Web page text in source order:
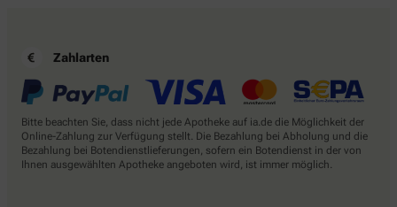
Zahlarten
Bitte beachten Sie, dass nicht jede Apotheke auf ia.de die Möglichkeit der
Online-Zahlung zur Verfügung stellt. Die Bezahlung bei Abholung und die
Bezahlung bei Botendienstlieferungen, sofern ein Botendienst in der von
Ihnen ausgewählten Apotheke angeboten wird, ist immer möglich.